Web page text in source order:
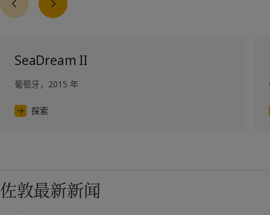
SeaDream II
葡萄牙，2015 年
探索
佐敦最新新闻